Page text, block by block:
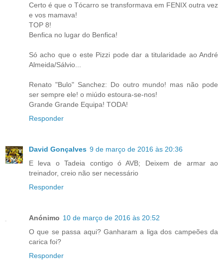
Certo é que o Tócarro se transformava em FENIX outra vez
e vos mamava!
TOP 8!
Benfica no lugar do Benfica!
Só acho que o este Pizzi pode dar a titularidade ao André
Almeida/Sálvio...
Renato "Bulo" Sanchez: Do outro mundo! mas não pode
ser sempre ele! o miúdo estoura-se-nos!
Grande Grande Equipa! TODA!
Responder
David Gonçalves 9 de março de 2016 às 20:36
E leva o Tadeia contigo ó AVB; Deixem de armar ao
treinador, creio não ser necessário
Responder
Anónimo 10 de março de 2016 às 20:52
O que se passa aqui? Ganharam a liga dos campeões da
carica foi?
Responder